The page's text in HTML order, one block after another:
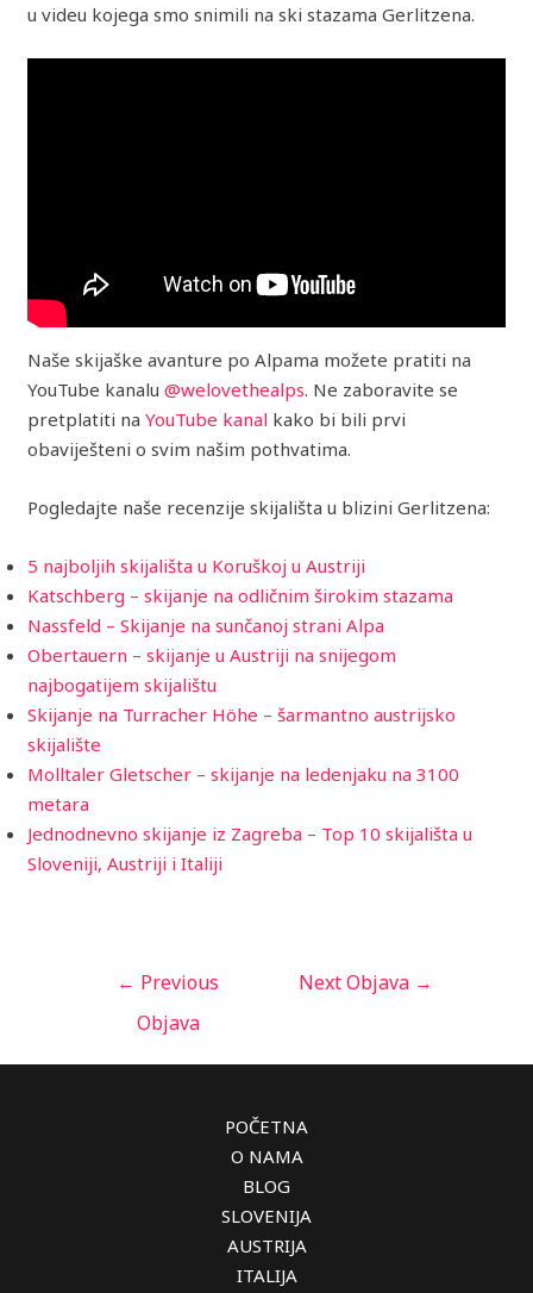
u videu kojega smo snimili na ski stazama Gerlitzena.
Naše skijaške avanture po Alpama možete pratiti na
YouTube kanalu@welovethealps. Ne zaboravite se
pretplatiti naYouTube kanal kako bi bili prvi
obaviješteni o svim našim pothvatima.
Pogledajte naše recenzije skijališta u blizini Gerlitzena:
5 najboljih skijališta u Koruškoj u Austriji
Katschberg – skijanje na odličnim širokim stazama
Nassfeld – Skijanje na sunčanoj strani Alpa
Obertauern – skijanje u Austriji na snijegom
najbogatijem skijalištu
Skijanje na Turracher Höhe – šarmantno austrijsko
skijalište
Molltaler Gletscher – skijanje na ledenjaku na 3100
metara
Jednodnevno skijanje iz Zagreba – Top 10 skijališta u
Sloveniji, Austriji i Italiji
← Previous
Objava
Next Objava →
POČETNA
O NAMA
BLOG
SLOVENIJA
AUSTRIJA
ITALIJA